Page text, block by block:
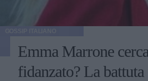
Emma Marrone
fidanzato? La